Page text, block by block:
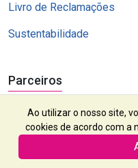
Livro de Reclamações
Sustentabilidade
Parceiros
Ao utilizar o nosso site,
cookies de acordo com a